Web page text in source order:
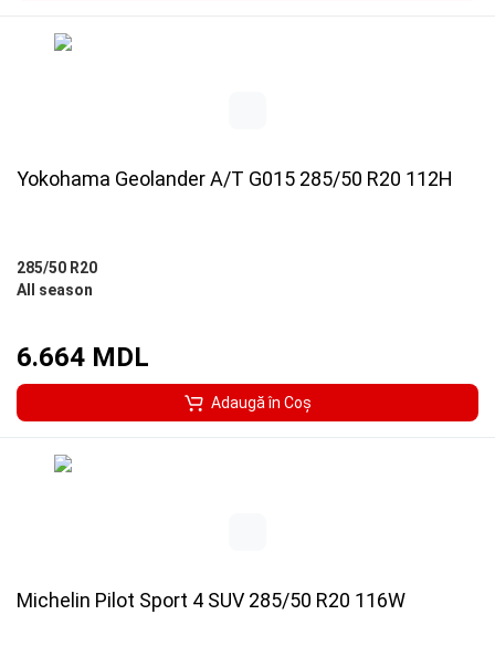
Yokohama Geolander A/T G015 285/50 R20 112H
285/50 R20
All season
6.664 MDL
Adaugă în Coş
Michelin Pilot Sport 4 SUV 285/50 R20 116W